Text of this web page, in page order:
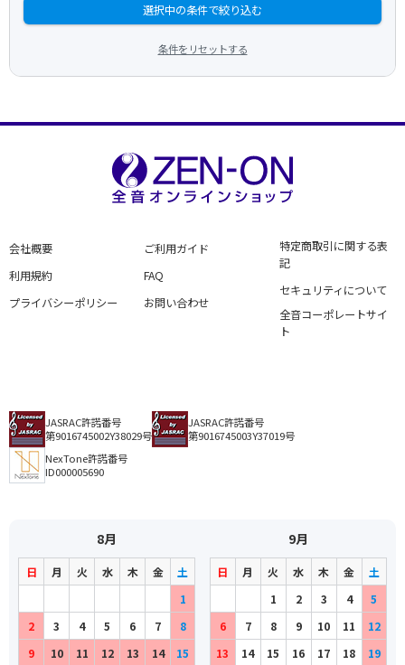
選択中の条件で絞り込む
条件をリセットする
会社概要
利用規約
プライバシーポリシー
ご利用ガイド
FAQ
お問い合わせ
特定商取引に関する表
記
セキュリティについて
全音コーポレートサイ
ト
JASRAC許諾番号
第9016745002Y38029号
JASRAC許諾番号
第9016745003Y37019号
NexTone許諾番号
ID000005690
8月
日 月 火 水 木 金
土
1
2
3 4 5 6 7
8
9
10 11 12 13 14 15
9月
日 月 火 水 木 金
土
1
2 3 4
5
6
7 8 9 10 11
12
13
14 15 16 17 18 19